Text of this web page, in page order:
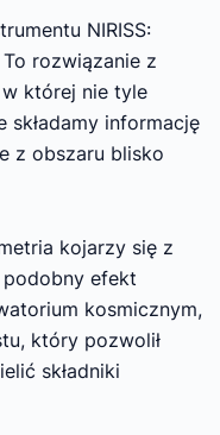
NIRISS:
rozwiązanie z
której nie tyle
informację
z obszaru blisko
kojarzy się z
podobny efekt
kosmicznym,
który pozwolił
składniki